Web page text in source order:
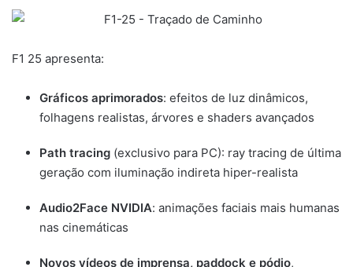
F1 25 apresenta:
Gráficos aprimorados: efeitos de luz dinâmicos,
folhagens realistas, árvores e shaders avançados
Path tracing (exclusivo para PC): ray tracing de última
geração com iluminação indireta hiper-realista
Audio2Face NVIDIA: animações faciais mais humanas
nas cinemáticas
Novos vídeos de imprensa, paddock e pódio,